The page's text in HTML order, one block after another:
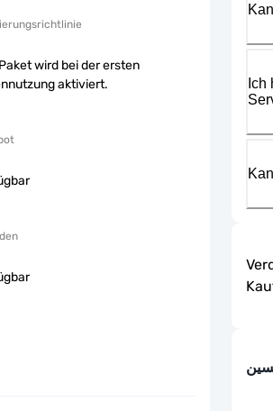
wird bei der ersten
aktiviert.
Ich